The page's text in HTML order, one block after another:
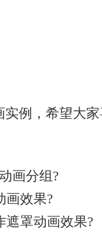
实例，希望大
画分组?
画效果?
遮罩动画效果?